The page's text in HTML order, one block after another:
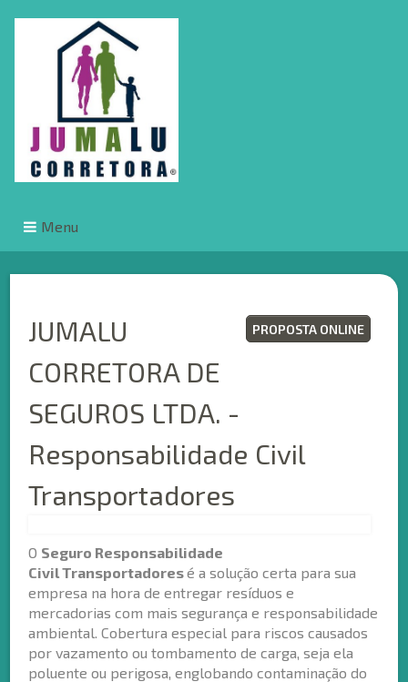
Menu
PROPOSTA ONLINE
JUMALU
CORRETORA DE
SEGUROS LTDA. -
Responsabilidade Civil
Transportadores
O Seguro Responsabilidade
Civil Transportadoresé a solução certa para sua
empresa na hora de entregar resíduos e
mercadorias com mais segurança e responsabilidade
ambiental. Cobertura especial para riscos causados
por vazamento ou tombamento de carga, seja ela
poluente ou perigosa, englobando contaminação do